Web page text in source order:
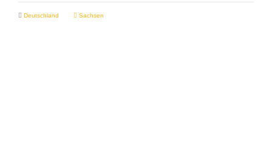
Deutschland Sachsen